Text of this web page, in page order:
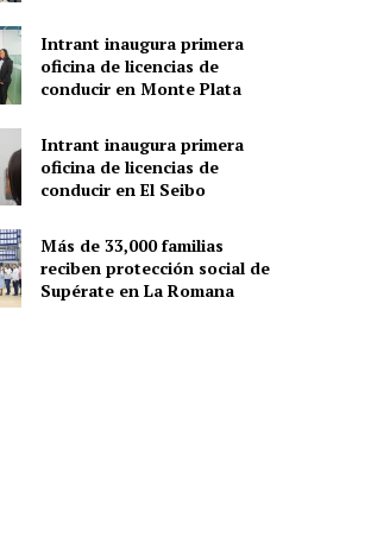
Intrant inaugura primera
oficina de licencias de
conducir en Monte Plata
Intrant inaugura primera
oficina de licencias de
conducir en El Seibo
Más de 33,000 familias
reciben protección social de
Supérate en La Romana